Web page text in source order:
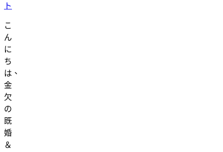
ト
こ
ん
に
ち
は、
金
欠
の
既
婚
＆